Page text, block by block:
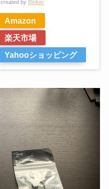
created by Rinker
Amazon
楽天市場
Yahooショッピング